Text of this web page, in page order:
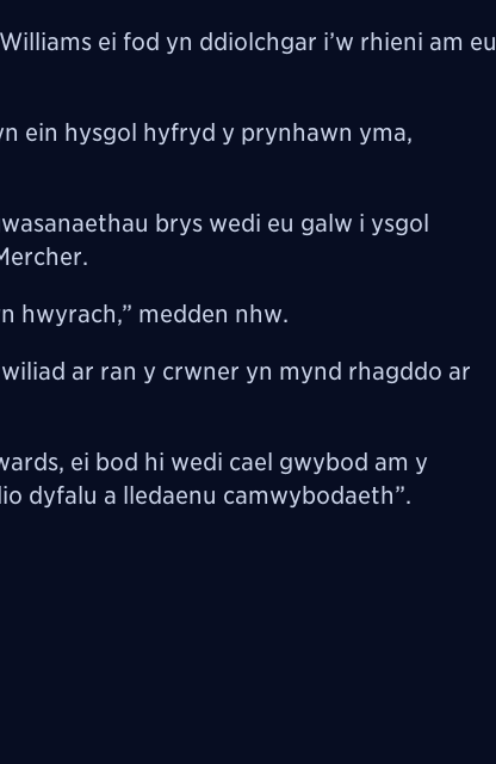
ei fod yn ddiolchgar i’w rhieni am eu
ein hysgol hyfryd y prynhawn yma,
brys wedi eu galw i ysgol
hwyrach,” medden nhw.
ar ran y crwner yn mynd rhagddo ar
ei bod hi wedi cael gwybod am y
dyfalu a lledaenu camwybodaeth”.